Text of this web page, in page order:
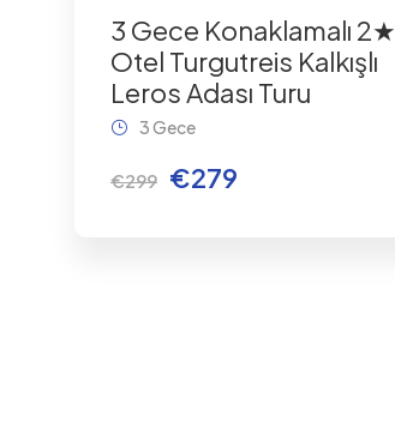
3 Gece Konaklamalı 2★
Otel Turgutreis Kalkışlı
Leros Adası Turu
€299 €279
3 Gece